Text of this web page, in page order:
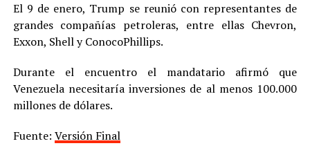
El 9 de enero, Trump se reunió con representantes de
grandes compañías petroleras, entre ellas Chevron,
Exxon, Shell y ConocoPhillips.
Durante el encuentro el mandatario afirmó que
Venezuela necesitaría inversiones de al menos 100.000
millones de dólares.
Fuente: Versión Final